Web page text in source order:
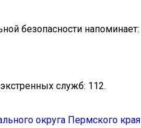
безопасности напоминает:
служб: 112.
округа Пермского края